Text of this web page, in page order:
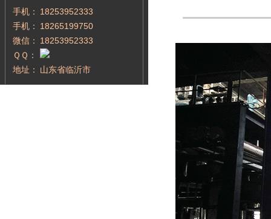
手机：
18253952333
手机：
18265199750
微信：
18253952333
ＱＱ：
地址：
山东省临沂市